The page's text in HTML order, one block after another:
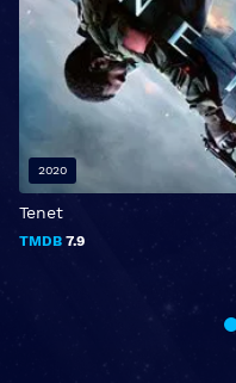
Tenet
TMDB 7.9
2020